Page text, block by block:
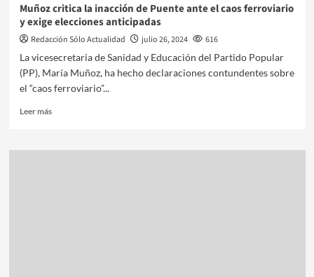
Muñoz critica la inacción de Puente ante el caos ferroviario
y exige elecciones anticipadas
Redacción Sólo Actualidad julio 26, 2024
616
La vicesecretaria de Sanidad y Educación del Partido Popular
(PP), María Muñoz, ha hecho declaraciones contundentes sobre
el “caos ferroviario”...
Leer más